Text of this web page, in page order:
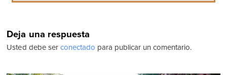
Deja una respuesta
Usted debe ser conectado para publicar un comentario.